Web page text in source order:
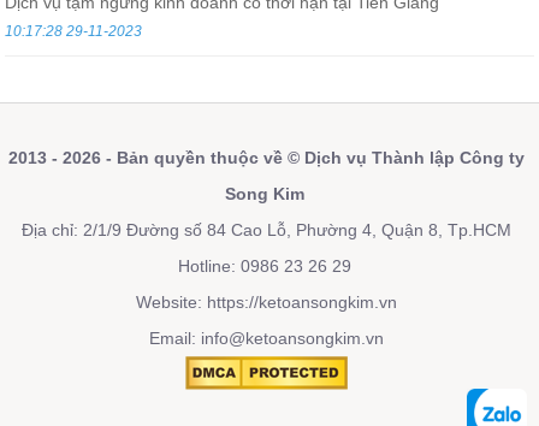
10:17:28 29-11-2023
2013 - 2026 - Bản quyền thuộc về © Dịch vụ Thành lập Công ty
Song Kim
Địa chỉ: 2/1/9 Đường số 84 Cao Lỗ, Phường 4, Quận 8, Tp.HCM
Hotline: 0986 23 26 29
Website: https://ketoansongkim.vn
Email: info@ketoansongkim.vn